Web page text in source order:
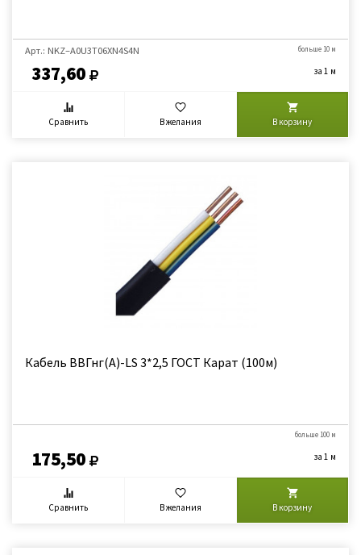
Арт.: NKZ–A0U3Т06XN4S4N
337,60
больше 10 м
за 1 м
Сравнить В желания В корзину
Кабель ВВГнг(А)-LS 3*2,5 ГОСТ Карат (100м)
175,50
больше 100 м
за 1 м
Сравнить В желания В корзину